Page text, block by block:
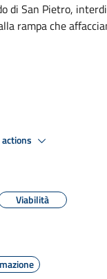
di San Pietro,
rampa che
actions
Viabilità